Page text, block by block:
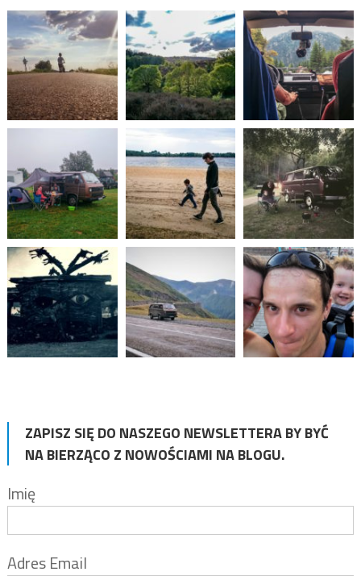
ZAPISZ SIĘ DO NASZEGO NEWSLETTERA BY BYĆ
NA BIERZĄCO Z NOWOŚCIAMI NA BLOGU.
Imię
Adres Email